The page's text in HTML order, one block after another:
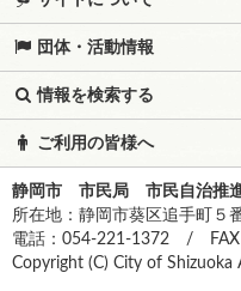
団体・活動情報
情報を検索する
ご利用の皆様へ
静岡市 市民局 市民自治推
所在地：静岡市葵区追手町
電話：054-221-1372 / FAX
Copyright (C) City of Shizuoka